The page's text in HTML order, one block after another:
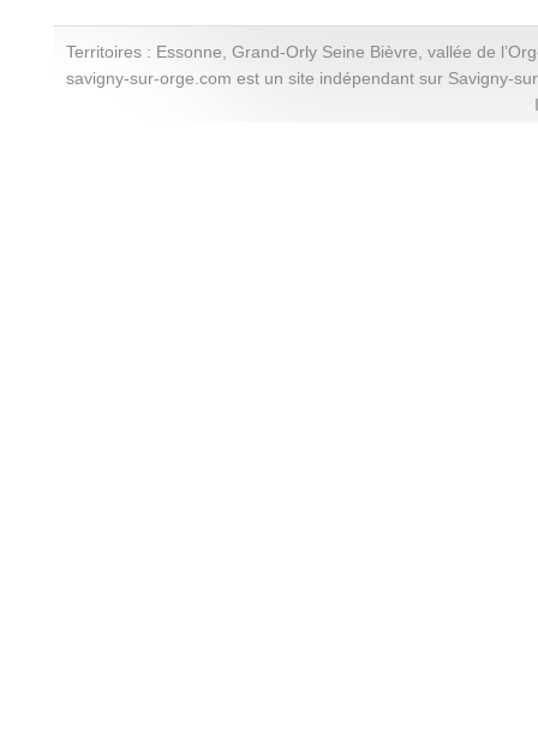
Territoires : Essonne, Grand-Orly Seine Bièvre, vallée de
savigny-sur-orge.com est un site indépendant sur Savigny-